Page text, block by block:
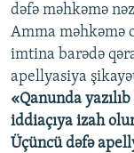
dəfə məhkəmə
Amma məhkəmə
imtina barədə
apellyasiya
«Qanunda
iddiaçıya izah
Üçüncü dəfə